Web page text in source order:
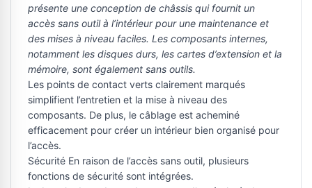
présente une conception de châssis qui fournit un
accès sans outil à l’intérieur pour une maintenance et
des mises à niveau faciles. Les composants internes,
notamment les disques durs, les cartes d’extension et la
mémoire, sont également sans outils.
Les points de contact verts clairement marqués
simplifient l’entretien et la mise à niveau des
composants. De plus, le câblage est acheminé
efficacement pour créer un intérieur bien organisé pour
l’accès.
Sécurité En raison de l’accès sans outil, plusieurs
fonctions de sécurité sont intégrées.